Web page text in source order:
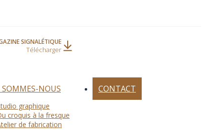
SIGNALÉTIQUE
Télécharger
NOUS
graphique
croquis à la fresque
de fabrication
CONTACT